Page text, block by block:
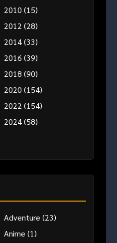
2010 (15)
2012 (28)
2014(33)
2016 (39)
2018 (90)
2020 (154)
2022 (154)
2024(58)
Adventure (23)
Anime (1)